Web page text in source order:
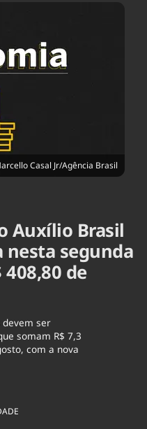
Podcast
Política
Saúde
Casal Jr/Agência Brasil
Auxílio Brasil
nesta segunda
de
ser
somam R$ 7,3
com a nova